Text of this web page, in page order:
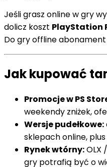
Jeśli grasz online w gry
dolicz koszt PlayStation
Do gry offline
Jak kupować
Promocje w PS
weekendy zniżek,
Wersje pudełkowe:
sklepach online,
Rynek wtórny:OLX
gry potrafią być o